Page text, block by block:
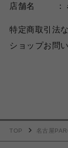
店舗名
特定商取引法
ショップお問
TOP 名古屋